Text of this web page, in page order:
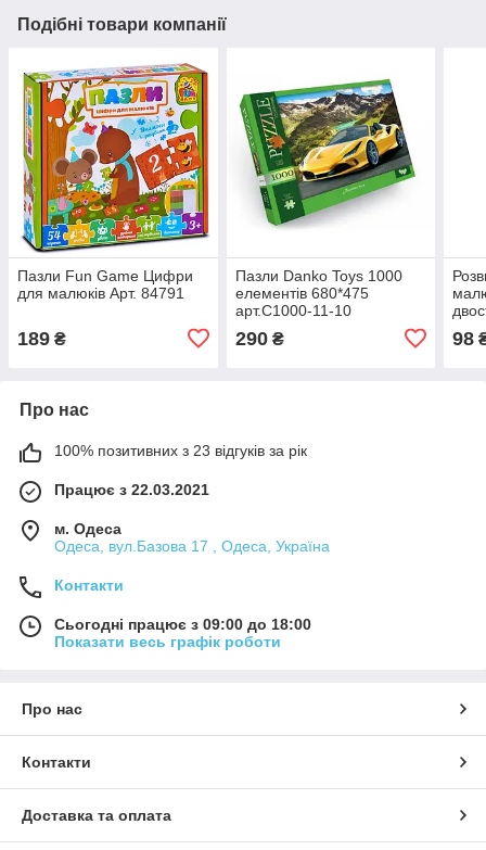
Подібні товари компанії
Пазли Fun Game Цифри
для малюків Арт. 84791
189 ₴
Пазли Danko Toys 1000
елементів 680*475
арт.C1000-11-10
290₴ 98
Про нас
100% позитивних з 23 відгуків за рік
Працює з 22.03.2021
м. Одеса
Одеса, вул.Базова 17 , Одеса, Україна
Контакти
Сьогодні працює з 09:00 до 18:00
Показати весь графік роботи
Про нас
Контакти
Доставка та оплата